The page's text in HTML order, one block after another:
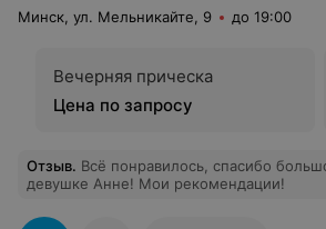
Минск, ул. Мельникайте, 9 до 19:00
Вечерняя прическа
Цена по запросу
Отзыв. Всё понравилось, спасибо
девушке Анне! Мои рекомендации!